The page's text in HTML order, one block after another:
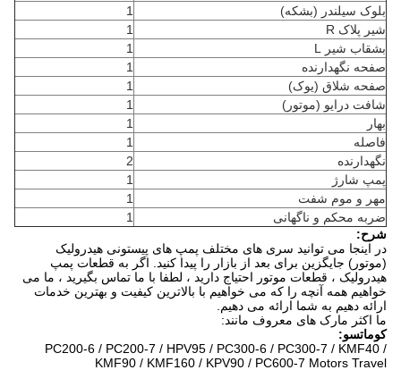
بلوک سیلندر (بشکه)
شیر پلاک R
بشقاب شیر L
صفحه نگهدارنده
صفحه شلاق (یوک)
شافت درایو (موتور)
بهار
فاصله
نگهدارنده
پمپ شارژ
مهر و موم شفت
ضربه محکم و ناگهانی
شرح:
در اینجا می توانید سری های مختلف پمپ های پیستونی هیدرولیک
(موتور) جایگزین برای بعد از بازار را پیدا کنید. اگر به قطعات پمپ
هیدرولیک ، قطعات موتور احتیاج دارید ، لطفا با ما تماس بگیرید ، ما می
خواهیم همه آنچه را که می خواهیم با بالاترین کیفیت و بهترین خدمات
ارائه دهیم به شما ارائه می دهیم.
ما اکثر مارک های معروف مانند:
کوماتسو:
PC200-6 / PC200-7 / HPV95 / PC300-6 / PC300-7 / KMF40 /
KMF90 / KMF160 / KPV90 / PC600-7 Motors Travel